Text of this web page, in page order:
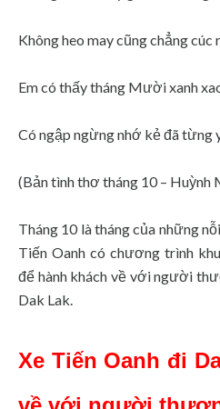
Không heo may cũng chẳng cúc
Em có thấy tháng Mười xanh
Có ngập ngừng nhớ kẻ đã từng
(Bản tình thơ tháng 10 – Huỳnh
Tháng 10 là tháng của những
Tiến Oanh có chương trình
để hành khách về với người
Dak Lak.
Xe Tiến Oanh đi